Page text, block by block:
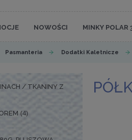
NOWOŚCI MINKY POLAR
Pasmanteria Dodatki Kaletnicze
/ TKANINY Z
(4)